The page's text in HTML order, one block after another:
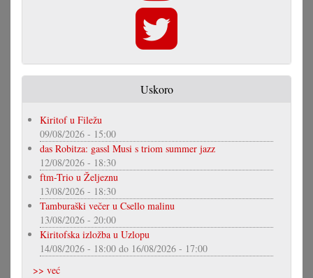
Uskoro
Kiritof u Filežu
09/08/2026 - 15:00
das Robitza: gassl Musi s triom summer jazz
12/08/2026 - 18:30
ftm-Trio u Željeznu
13/08/2026 - 18:30
Tamburaški večer u Csello malinu
13/08/2026 - 20:00
Kiritofska izložba u Uzlopu
14/08/2026 - 18:00 do 16/08/2026 - 17:00
>> već